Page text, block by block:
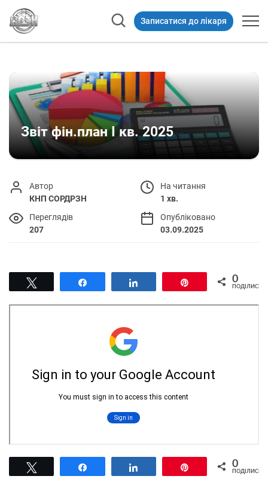
Записатися до лікаря
Звіт фін.план І кв. 2025
Автор
КНП СОРДРЗН
На читання
1 хв.
Переглядів
207
Опубліковано
03.09.2025
Поділитися Поділитися 0
ПОДІЛИСЬ
Поділитися Поділитися 0
ПОДІЛИСЬ